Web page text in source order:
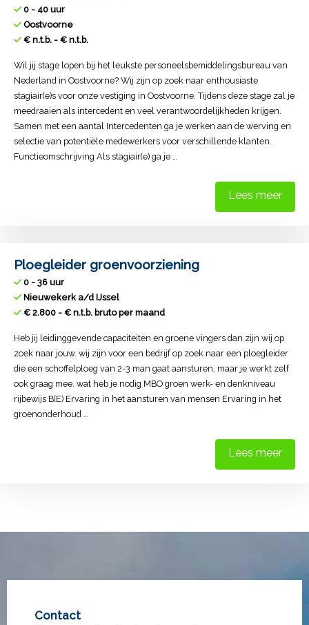
0 - 40 uur
Oostvoorne
€ n.t.b. - € n.t.b.
Wil jij stage lopen bij het leukste personeelsbemiddelingsbureau van
Nederland in Oostvoorne? Wij zijn op zoek naar enthousiaste
stagiair(e)s voor onze vestiging in Oostvoorne. Tijdens deze stage zal je
meedraaien als intercedent en veel verantwoordelijkheden krijgen.
Samen met een aantal Intercedenten ga je werken aan de werving en
selectie van potentiële medewerkers voor verschillende klanten.
Functieomschrijving Als stagiair(e) ga je …
Lees meer
Ploegleider groenvoorziening
0 - 36 uur
Nieuwekerk a/d IJssel
€ 2.800 - € n.t.b. bruto per maand
Heb jij leidinggevende capaciteiten en groene vingers dan zijn wij op
zoek naar jouw. wij zijn voor een bedrijf op zoek naar een ploegleider
die een schoffelploeg van 2-3 man gaat aansturen, maar je werkt zelf
ook graag mee. wat heb je nodig MBO groen werk- en denkniveau
rijbewijs B(E) Ervaring in het aansturen van mensen Ervaring in het
groenonderhoud …
Lees meer
Contact